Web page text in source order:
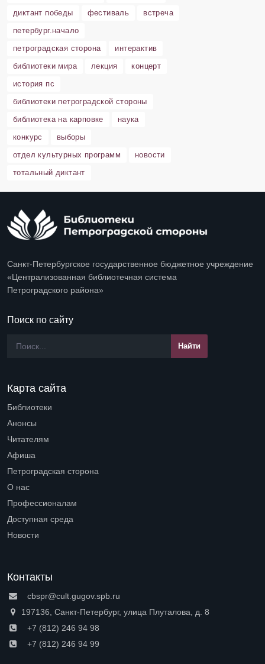
диктант победы
фестиваль
встреча
петербург.начало
петроградская сторона
интерактив
библиотеки мира
лекция
концерт
история пс
библиотеки петроградской стороны
библиотека на карповке
наука
конкурс
выборы
отдел культурных программ
новости
тотальный диктант
Санкт-Петербургское государственное бюджетное учреждение
«Централизованная библиотечная система
Петроградского района»
Поиск по сайту
Карта сайта
Библиотеки
Анонсы
Читателям
Афиша
Петроградская сторона
О нас
Профессионалам
Доступная среда
Новости
Контакты
cbspr@cult.gugov.spb.ru
197136, Санкт-Петербург, улица Плуталова, д. 8
+7 (812) 246 94 98
+7 (812) 246 94 99